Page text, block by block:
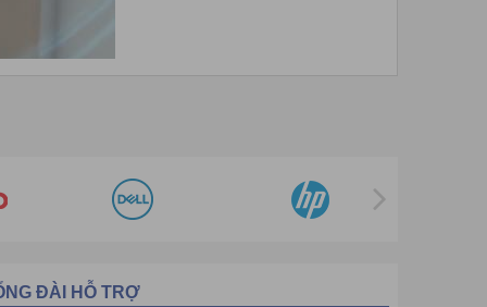
Máy lọc không khí NextBase
Máy lọc không khí Kosmen
Máy lọc không khí Airplus
ĐÀI HỖ TRỢ